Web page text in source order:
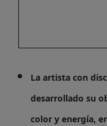
La artista con
desarrollado su
color y energía,